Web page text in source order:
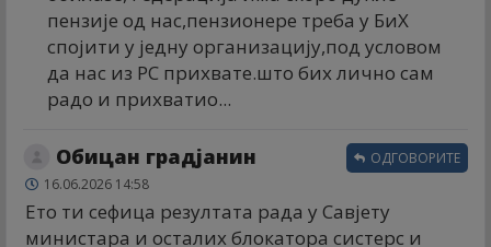
пензије од нас,пензионере треба у БиХ
спојити у једну организацију,под условом
да нас из РС прихвате.што бих лично сам
радо и прихватио...
Обицан градјанин
16.06.2026 14:58
Ето ти сефица резултата рада у Савјету
министара и осталих блокатора систерс и
ОДГОВОРИТЕ